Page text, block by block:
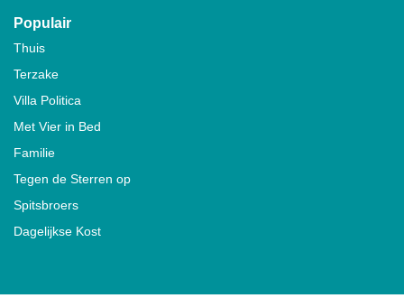
Populair
Thuis
Terzake
Villa Politica
Met Vier in Bed
Familie
Tegen de Sterren op
Spitsbroers
Dagelijkse Kost